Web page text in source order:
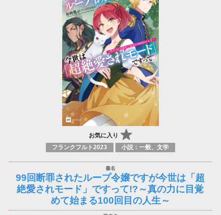
お気に入り
フランクフルト2023 小説：一般、文学
99回断罪されたループ令嬢ですが今世は「超
絶愛されモード」ですって!?～真の力に目覚
めて始まる100回目の人生～